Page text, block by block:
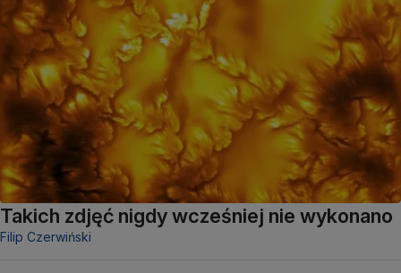
Takich zdjęć nigdy wcześniej nie wykonano
Filip Czerwiński